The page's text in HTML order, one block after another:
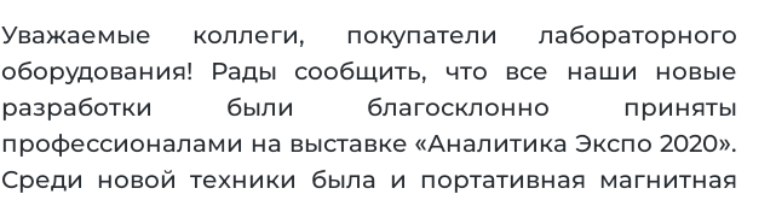
Уважаемые коллеги, покупатели лабораторного
оборудования! Рады сообщить, что все наши новые
разработки были благосклонно приняты
профессионалами на выставке «Аналитика Экспо 2020».
Среди новой техники была и портативная магнитная